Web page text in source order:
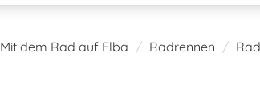
Mit dem Rad auf Elba Radrennen